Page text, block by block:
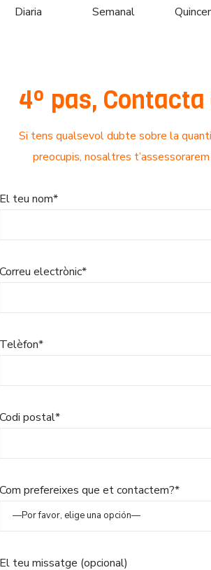
Diaria Semanal
4º pas,
Si tens qualsevol dubte sobre la
preocupis, nosaltres
El teu nom*
Correu electrònic*
Telèfon*
Codi postal*
Com prefereixes que et contactem?*
El teu missatge (opcional)